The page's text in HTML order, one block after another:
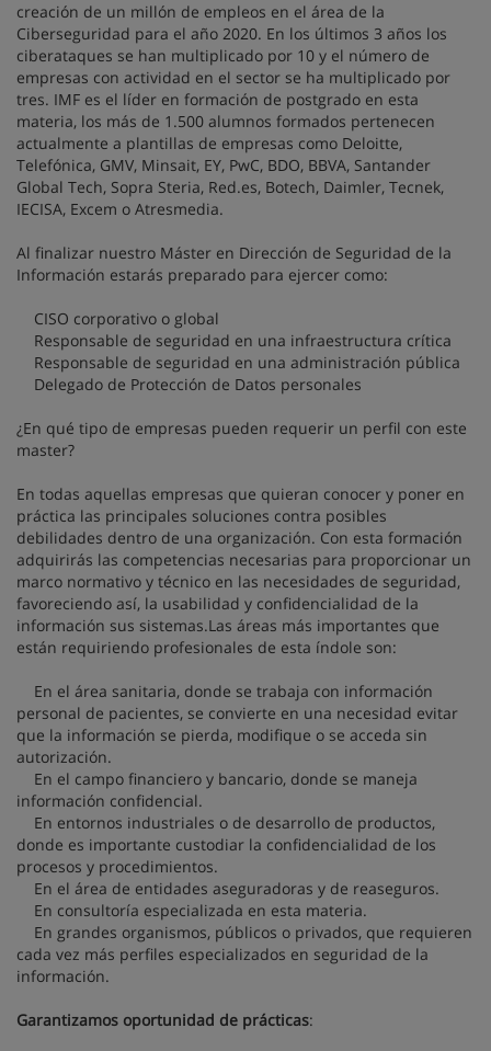
creación de un millón de empleos en el área de la
Ciberseguridad para el año 2020. En los últimos 3 años los
ciberataques se han multiplicado por 10 y el número de
empresas con actividad en el sector se ha multiplicado por
tres. IMF es el líder en formación de postgrado en esta
materia, los más de 1.500 alumnos formados pertenecen
actualmente a plantillas de empresas como Deloitte,
Telefónica, GMV, Minsait, EY, PwC, BDO, BBVA, Santander
Global Tech, Sopra Steria, Red.es, Botech, Daimler, Tecnek,
IECISA, Excem o Atresmedia.
Al finalizar nuestro Máster en Dirección de Seguridad de la
Información estarás preparado para ejercer como:
CISO corporativo o global
Responsable de seguridad en una infraestructura crítica
Responsable de seguridad en una administración pública
Delegado de Protección de Datos personales
¿En qué tipo de empresas pueden requerir un perfil con este
master?
En todas aquellas empresas que quieran conocer y poner en
práctica las principales soluciones contra posibles
debilidades dentro de una organización. Con esta formación
adquirirás las competencias necesarias para proporcionar un
marco normativo y técnico en las necesidades de seguridad,
favoreciendo así, la usabilidad y confidencialidad de la
información sus sistemas.Las áreas más importantes que
están requiriendo profesionales de esta índole son:
En el área sanitaria, donde se trabaja con información
personal de pacientes, se convierte en una necesidad evitar
que la información se pierda, modifique o se acceda sin
autorización.
En el campo financiero y bancario, donde se maneja
información confidencial.
En entornos industriales o de desarrollo de productos,
donde es importante custodiar la confidencialidad de los
procesos y procedimientos.
En el área de entidades aseguradoras y de reaseguros.
En consultoría especializada en esta materia.
En grandes organismos, públicos o privados, que requieren
cada vez más perfiles especializados en seguridad de la
información.
Garantizamos oportunidad de prácticas: